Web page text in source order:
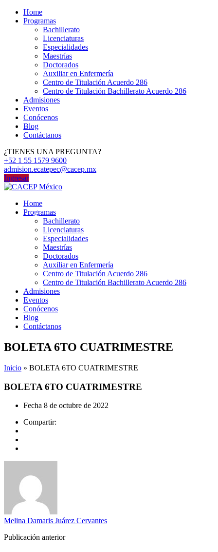
Home
Programas
Bachillerato
Licenciaturas
Especialidades
Maestrías
Doctorados
Auxiliar en Enfermería
Centro de Titulación Acuerdo 286
Centro de Titulación Bachillerato Acuerdo 286
Admisiones
Eventos
Conócenos
Blog
Contáctanos
¿TIENES UNA PREGUNTA?
+52 1 55 1579 9600
admision.ecatepec@cacep.mx
Ingresar
Home
Programas
Bachillerato
Licenciaturas
Especialidades
Maestrías
Doctorados
Auxiliar en Enfermería
Centro de Titulación Acuerdo 286
Centro de Titulación Bachillerato Acuerdo 286
Admisiones
Eventos
Conócenos
Blog
Contáctanos
BOLETA 6TO CUATRIMESTRE
Inicio » BOLETA 6TO CUATRIMESTRE
BOLETA 6TO CUATRIMESTRE
Fecha 8 de octubre de 2022
Compartir:
Melina Damaris Juárez Cervantes
Publicación anterior